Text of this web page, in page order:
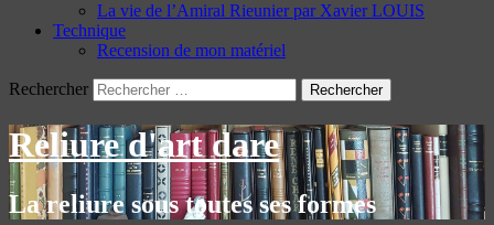
La vie de l’Amiral Rieunier par Xavier LOUIS
Technique
Recension de mon matériel
Rechercher
Reliure d'art dare
La reliure sous toutes ses formes